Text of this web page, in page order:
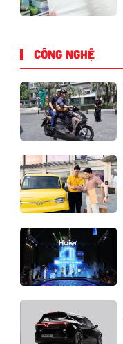
CÔNG NGHỆ